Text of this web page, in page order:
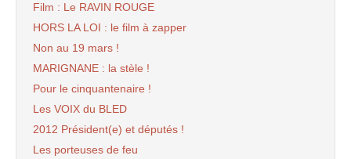
Film : Le RAVIN ROUGE
HORS LA LOI : le film à zapper
Non au 19 mars !
MARIGNANE : la stèle !
Pour le cinquantenaire !
Les VOIX du BLED
2012 Président(e) et députés !
Les porteuses de feu